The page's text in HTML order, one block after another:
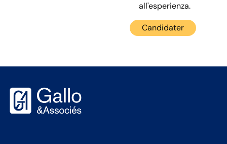
all'esperienza.
Candidater